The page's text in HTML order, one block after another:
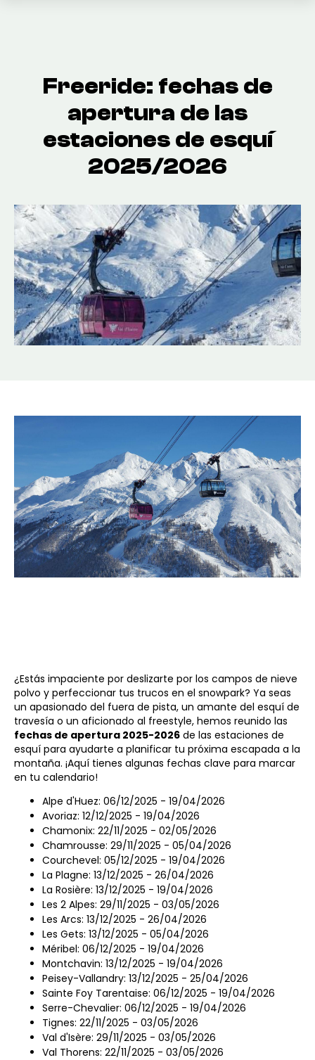
Freeride: fechas de
apertura de las
estaciones de esquí
2025/2026
¿Estás impaciente por deslizarte por los campos de nieve
polvo y perfeccionar tus trucos en el snowpark? Ya seas
un apasionado del fuera de pista, un amante del esquí de
travesía o un aficionado al freestyle, hemos reunido las
fechas de apertura 2025-2026 de las estaciones de
esquí para ayudarte a planificar tu próxima escapada a la
montaña. ¡Aquí tienes algunas fechas clave para marcar
en tu calendario!
Alpe d'Huez: 06/12/2025 - 19/04/2026
Avoriaz: 12/12/2025 - 19/04/2026
Chamonix: 22/11/2025 - 02/05/2026
Chamrousse: 29/11/2025 - 05/04/2026
Courchevel: 05/12/2025 - 19/04/2026
La Plagne: 13/12/2025 - 26/04/2026
La Rosière: 13/12/2025 - 19/04/2026
Les 2 Alpes: 29/11/2025 - 03/05/2026
Les Arcs: 13/12/2025 - 26/04/2026
Les Gets: 13/12/2025 - 05/04/2026
Méribel: 06/12/2025 - 19/04/2026
Montchavin: 13/12/2025 - 19/04/2026
Peisey-Vallandry: 13/12/2025 - 25/04/2026
Sainte Foy Tarentaise: 06/12/2025 - 19/04/2026
Serre-Chevalier: 06/12/2025 - 19/04/2026
Tignes: 22/11/2025 - 03/05/2026
Val d'Isère: 29/11/2025 - 03/05/2026
Val Thorens: 22/11/2025 - 03/05/2026